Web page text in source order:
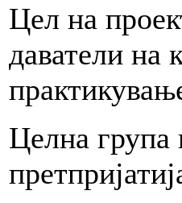
Цел на
даватели
Целна група